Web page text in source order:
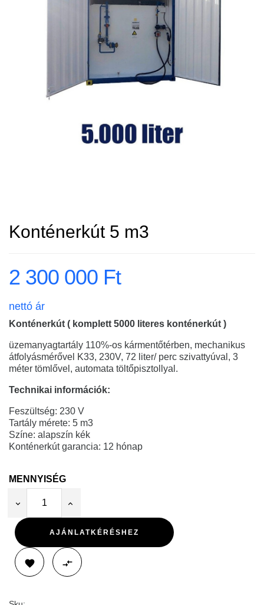
Konténerkút 5 m3
2 300 000 Ft
nettó ár
Konténerkút ( komplett 5000 literes konténerkút )
üzemanyagtartály 110%-os kármentőtérben, mechanikus
átfolyásmérővel K33, 230V, 72 liter/ perc szivattyúval, 3
méter tömlővel, automata töltőpisztollyal.
Technikai információk:
Feszültség: 230 V
Tartály mérete: 5 m3
Színe: alapszín kék
Konténerkút garancia: 12 hónap
MENNYISÉG
AJÁNLATKÉRÉSHEZ
 